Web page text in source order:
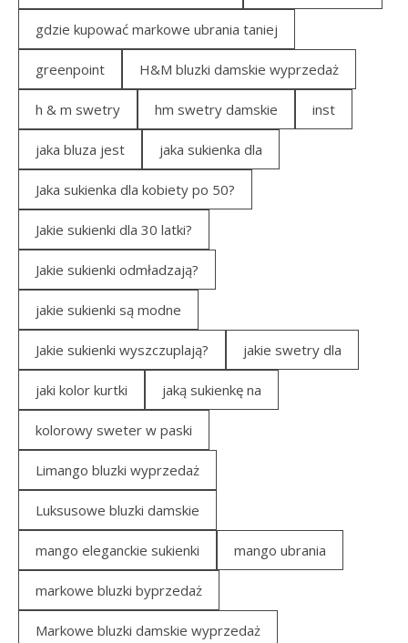
gdzie kupować markowe ubrania taniej
greenpoint H&M bluzki damskie wyprzedaż
h & m swetry hm swetry damskie inst
jaka bluza jest jaka sukienka dla
Jaka sukienka dla kobiety po 50?
Jakie sukienki dla 30 latki?
Jakie sukienki odmładzają?
jakie sukienki są modne
Jakie sukienki wyszczuplają? jakie swetry dla
jaki kolor kurtki jaką sukienkę na
kolorowy sweter w paski
Limango bluzki wyprzedaż
Luksusowe bluzki damskie
mango eleganckie sukienki mango ubrania
markowe bluzki byprzedaż
Markowe bluzki damskie wyprzedaż